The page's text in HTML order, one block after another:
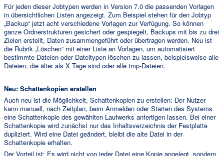
Für jeden dieser Jobtypen werden in Version 7.0 die passenden Vorlagen
in übersichtlichen Listen angezeigt. Zum Beispiel stehen für den Jobtyp
„Backup“ jetzt acht verschiedene Vorlagen zur Verfügung. So können
ganze Ordnerstrukturen gesichert oder gespiegelt, Backups mit bis zu drei
Zielen erstellt, Daten zusammengeführt oder übertragen werden. Neu ist
die Rubrik „Löschen“ mit einer Liste an Vorlagen, um automatisiert
bestimmte Dateien oder Dateitypen löschen zu lassen, beispielsweise alle
Dateien, die älter als X Tage sind oder alle tmp-Dateien.
Neu: Schattenkopien erstellen
Auch neu ist die Möglichkeit, Schattenkopien zu erstellen: Der Nutzer
kann manuell, nach Zeitplan, beim Anmelden oder Starten des Systems
eine Schattenkopie des gewählten Laufwerks anfertigen lassen. Bei einer
Schattenkopie wird zunächst nur das Inhaltsverzeichnis der Festplatte
dupliziert. Wird eine Datei geändert, bleibt die alte Datei in der
Schattenkopie erhalten.
Der Vorteil ist: Es wird nicht von jeder Datei eine Kopie angelegt, sondern